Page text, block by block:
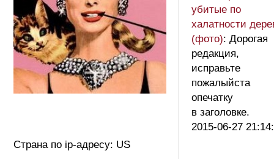
Страна по ip-адресу: US
убитые по
халатности
(фото): Дорогая
редакция,
исправьте
пожалыйста
опечатку
в заголовке.
2015-06-27